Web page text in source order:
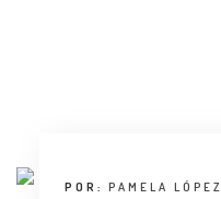
POR: PAMELA LÓPEZ